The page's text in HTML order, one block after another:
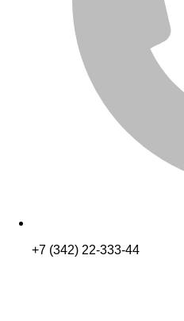
+7 (342) 22-333-44